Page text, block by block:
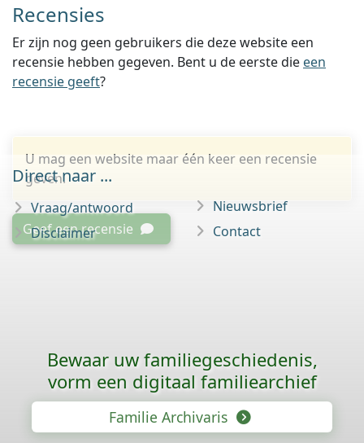
Recensies
Er zijn nog geen gebruikers die deze website een
recensie hebben gegeven. Bent u de eerste die een
recensie geeft?
U mag een website maar één keer een recensie
geven.
Geef een recensie
Direct naar ...
Vraag/antwoord
Disclaimer
Nieuwsbrief
Contact
Bewaar uw familie­geschiedenis,
vorm een digitaal familiearchief
Familie Archivaris